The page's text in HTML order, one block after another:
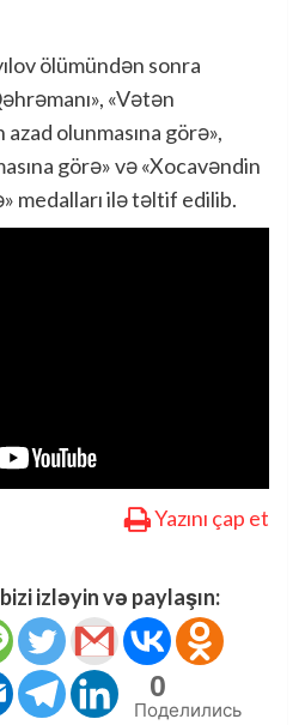
ölümündən sonra
«Vətən
azad olunmasına görə»,
görə» və «Xocavəndin
medalları ilə təltif edilib.
Yazını çap et
izləyin və paylaşın:
0
Поделились